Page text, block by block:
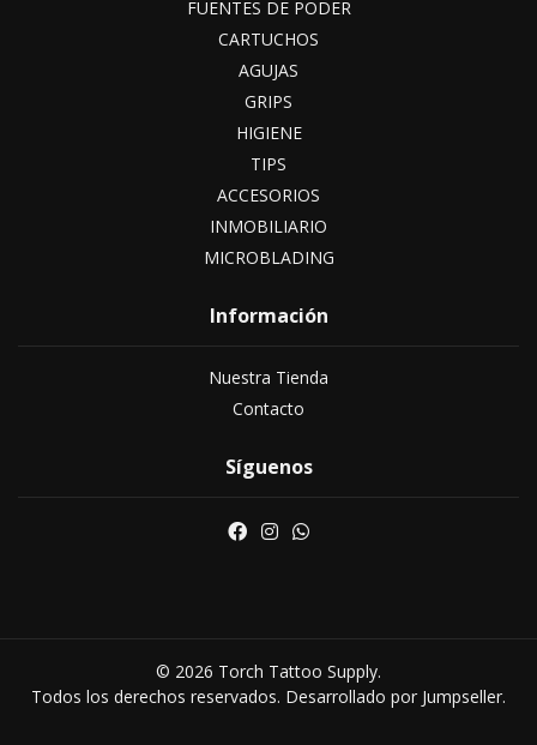
FUENTES DE PODER
CARTUCHOS
AGUJAS
GRIPS
HIGIENE
TIPS
ACCESORIOS
INMOBILIARIO
MICROBLADING
Información
Nuestra Tienda
Contacto
Síguenos
© 2026 Torch Tattoo Supply.
Todos los derechos reservados. Desarrollado por Jumpseller.